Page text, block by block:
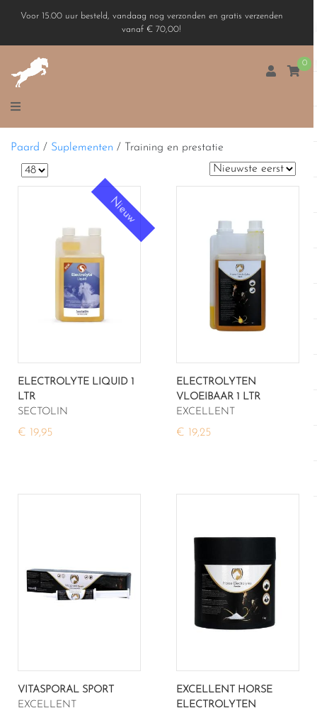
Voor 15.00 uur besteld, vandaag nog verzonden en gratis verzenden
vanaf € 70,00!
0
Paard / Suplementen / Training en prestatie
Nieuw
ELECTROLYTE LIQUID 1
LTR
SECTOLIN
€ 19,95
ELECTROLYTEN
VLOEIBAAR 1 LTR
EXCELLENT
€ 19,25
VITASPORAL SPORT
EXCELLENT
EXCELLENT HORSE
ELECTROLYTEN